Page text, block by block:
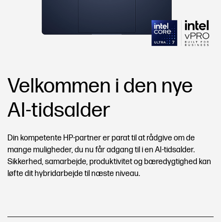
Velkommen i den nye
AI-tidsalder
Din kompetente HP-partner er parat til at rådgive om de
mange muligheder, du nu får adgang til i en AI-tidsalder.
Sikkerhed, samarbejde, produktivitet og bæredygtighed kan
løfte dit hybridarbejde til næste niveau.